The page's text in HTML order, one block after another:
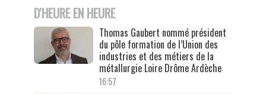
D'HEURE EN HEURE
Thomas Gaubert nommé président
du pôle formation de l’Union des
industries et des métiers de la
métallurgie Loire Drôme Ardèche
16:57